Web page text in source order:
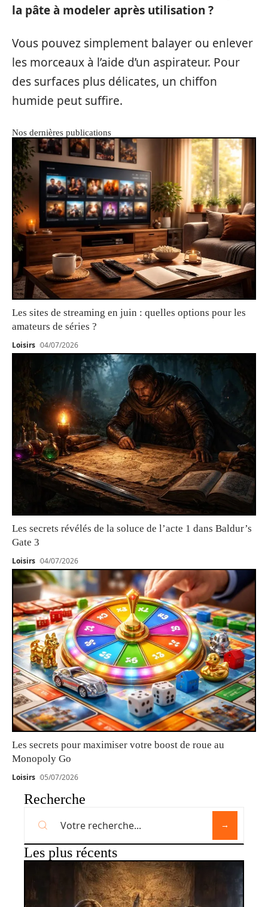
la pâte à modeler après utilisation ?
Vous pouvez simplement balayer ou enlever
les morceaux à l’aide d’un aspirateur. Pour
des surfaces plus délicates, un chiffon
humide peut suffire.
Nos dernières publications
Les sites de streaming en juin : quelles options pour les
amateurs de séries ?
Loisirs 04/07/2026
Les secrets révélés de la soluce de l’acte 1 dans Baldur’s
Gate 3
Loisirs 04/07/2026
Les secrets pour maximiser votre boost de roue au
Monopoly Go
Loisirs 05/07/2026
Recherche
Les plus récents